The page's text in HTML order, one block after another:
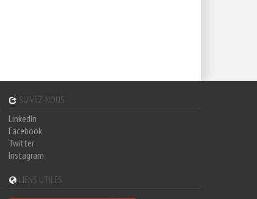
SUIVEZ-NOUS
LinkedIn
Facebook
Twitter
Instagram
LIENS UTILES